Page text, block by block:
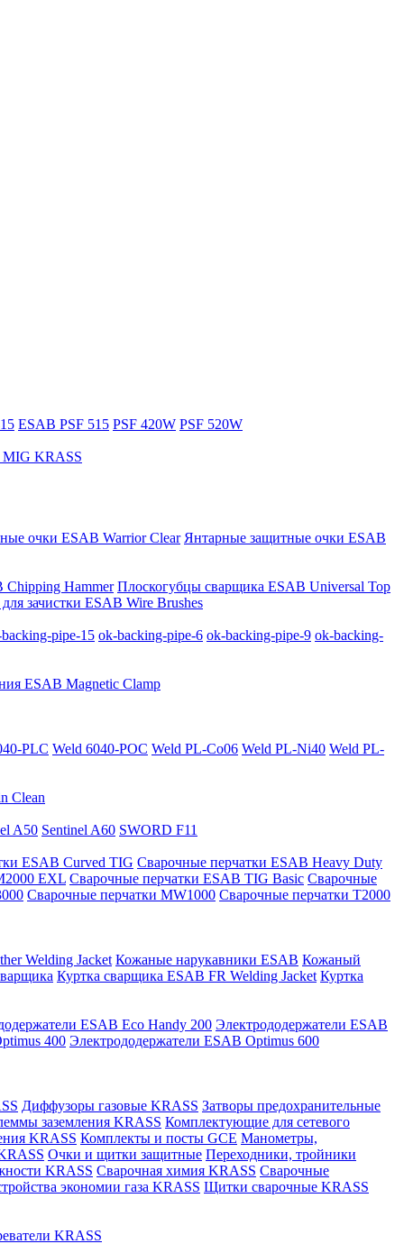
ESAB PSF 515 PSF 420W PSF 520W
MIG KRASS
очки ESAB Warrior Clear Янтарные защитные очки ESAB
Hammer Плоскогубцы сварщика ESAB Universal Top
зачистки ESAB Wire Brushes
pipe-15 ok-backing-pipe-6 ok-backing-pipe-9 ok-backing-
ESAB Magnetic Clamp
PLС Weld 6040-POC Weld PL-Co06 Weld PL-Ni40 Weld PL-
Clean
A50 Sentinel A60 SWORD F11
ESAB Curved TIG Сварочные перчатки ESAB Heavy Duty
EXL Сварочные перчатки ESAB TIG Basic Сварочные
Сварочные перчатки MW1000 Сварочные перчатки T2000
Welding Jacket Кожаные нарукавники ESAB Кожаный
Куртка сварщика ESAB FR Welding Jacket Куртка
ESAB Eco Handy 200 Электрододержатели ESAB
400 Электрододержатели ESAB Optimus 600
Диффузоры газовые KRASS Затворы предохранительные
заземления KRASS Комплектующие для сетевого
KRASS Комплекты и посты GCE Манометры,
Очки и щитки защитные Переходники, тройники
KRASS Сварочная химия KRASS Сварочные
экономии газа KRASS Щитки сварочные KRASS
KRASS